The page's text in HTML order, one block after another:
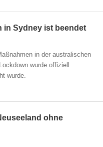
in Sydney ist beendet
in der australischen
wurde offiziell
wurde.
ohne